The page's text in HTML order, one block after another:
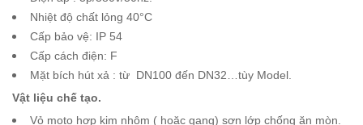
Nhiệt độ chất lỏng 40°C
Cấp bảo vệ: IP 54
Cấp cách điện: F
Mặt bích hút xả : từ DN100 đến DN32…tùy Model.
Vật liệu chế tạo.
Vỏ moto hợp kim nhôm ( hoặc gang) sơn lớp chống ăn mòn.